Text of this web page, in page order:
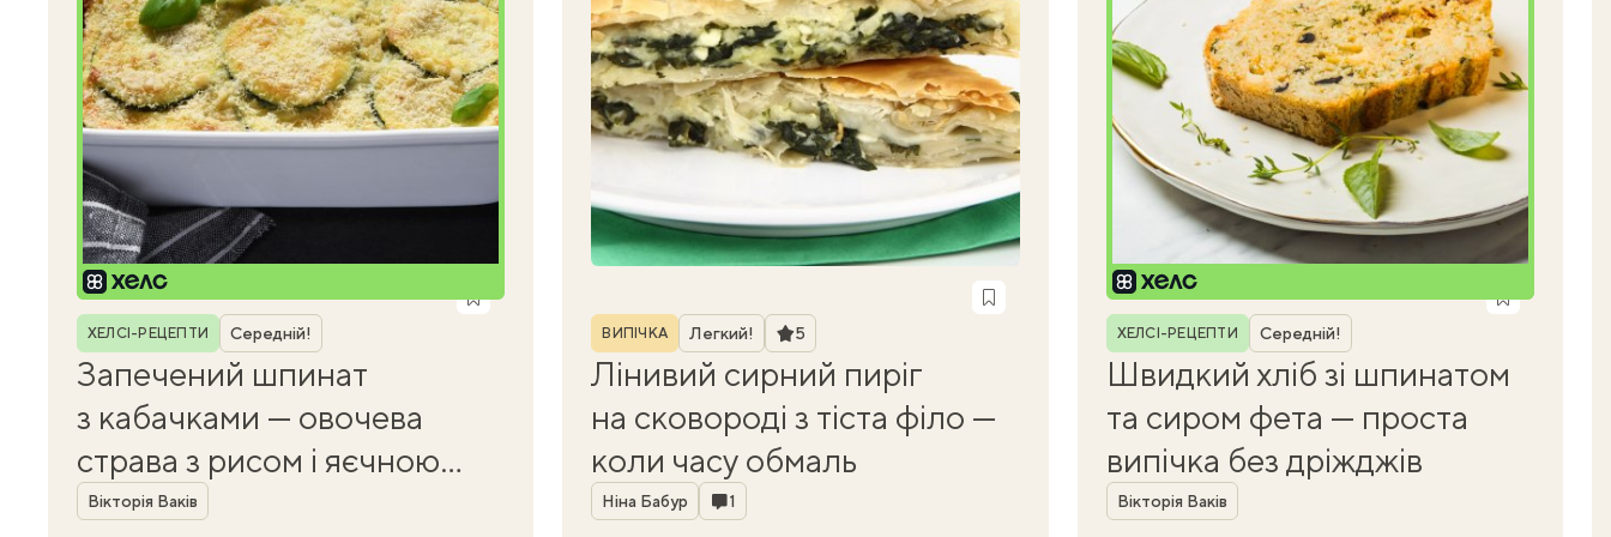
Рубрика
ХЕЛСІ-РЕЦЕПТИ Середній!
Запечений шпинат
з кабачками — овочева
страва з рисом і яєчною
заливкою
Автор
Вікторія Ваків
Рубрика
ВИПІЧКА Легкий! Рейтинг
5
Лінивий сирний пиріг
на сковороді з тіста філо —
коли часу обмаль
Автор
Ніна Бабур Коментарі
1
Рубрика
ХЕЛСІ-РЕЦЕПТИ Середній!
Швидкий хліб зі шпинатом
та сиром фета — проста
випічка без дріжджів
Автор
Вікторія Ваків